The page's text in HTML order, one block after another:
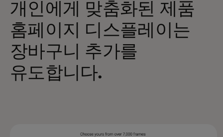
개인에게 맞춤화된 제품
홈페이지 디스플레이는
장바구니 추가를
유도합니다.